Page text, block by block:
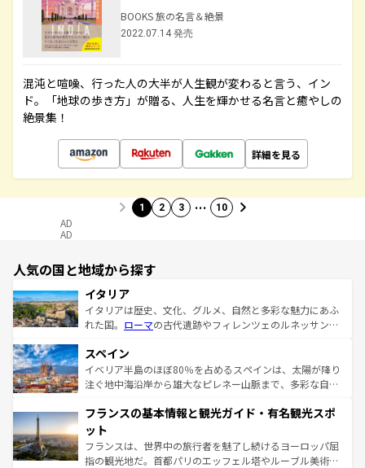
BOOKS 旅の名言＆絶景
2022.07.14 発売
混沌と喧噪、行った人の大半が人生観が変わると言う、イン
ド。「地球の歩き方」が贈る、人生を輝かせる名言と癒やしの
絶景集！
詳細を見る
1 2 3 … 10
AD
AD
人気の国と地域から探す
イタリア
イタリアは歴史、文化、グルメ、自然と多彩な魅力にあふ
れた国。 ローマの古代遺跡やフィレンツェのルネッサンス
ろん、トスカーナの美しい田園風景やアマルフィ海岸の絶
景など、自然景観も見逃せない。観光の合間には、本場の
ピザやパスタなど、絶品のイタリア料理を堪能することも
ませてくれるイタリアで、忘れられない旅をしてみよう！
なお、新着のイタリア情報は
しい。
スペイン
イベリア半島のほぼ80％を占めるスペインは、太陽が降り
注ぐ地中海沿岸から雄大なピレネー山脈まで、多彩な自然
文化が根付くこの国では、情熱的なフラメンコ、熱気あふ
れる闘牛、そして美味しいタパスが生活の一部となってい
る。首都マドリードの洗練された雰囲気や、バルセロナの
アートに溢れた街角から、地方では古代ローマ遺跡や中世
フランスの基本情報と観光ガイド・有名観光スポ
ット
フランスは、世界中の旅行者を魅了し続けるヨーロッパ屈
指の観光地だ。首都パリのエッフェル塔やルーブル美術館